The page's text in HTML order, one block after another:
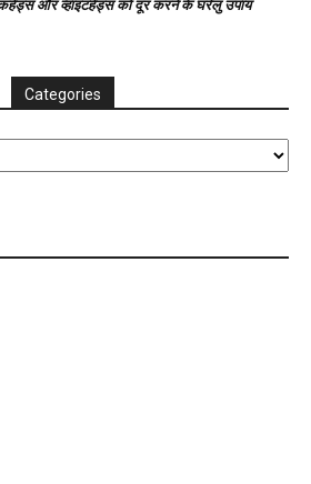
और व्हाइटहेड्स को दूर करने के घरेलु उपाय
Categories